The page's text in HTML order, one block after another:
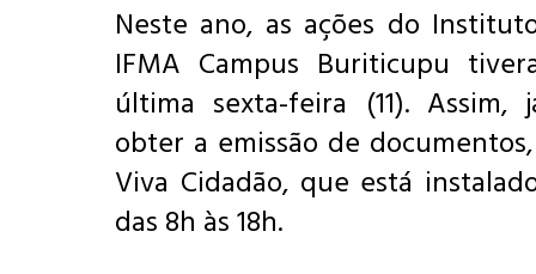
Neste ano, as ações do
IFMA Campus Buriticupu
última sexta-feira (11). Assim,
obter a emissão de
Viva Cidadão, que está
das 8h às 18h.